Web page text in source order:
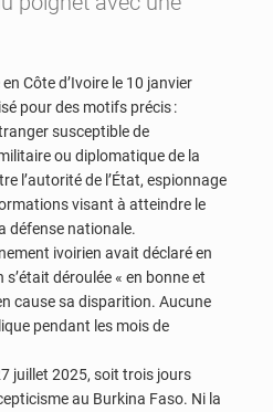
Côte d’Ivoire le 10 janvier
pour des motifs précis :
susceptible de
ou diplomatique de la
l’autorité de l’État, espionnage
visant à atteindre le
défense nationale.
ivoirien avait déclaré en
déroulée « en bonne et
cause sa disparition. Aucune
pendant les mois de
juillet 2025, soit trois jours
au Burkina Faso. Ni la